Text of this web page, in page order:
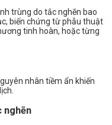
trùng do tắc nghẽn bao
biến chứng từ phẫu thuật
tinh hoàn, hoặc từng
nhân tiềm ẩn khiến
nghẽn